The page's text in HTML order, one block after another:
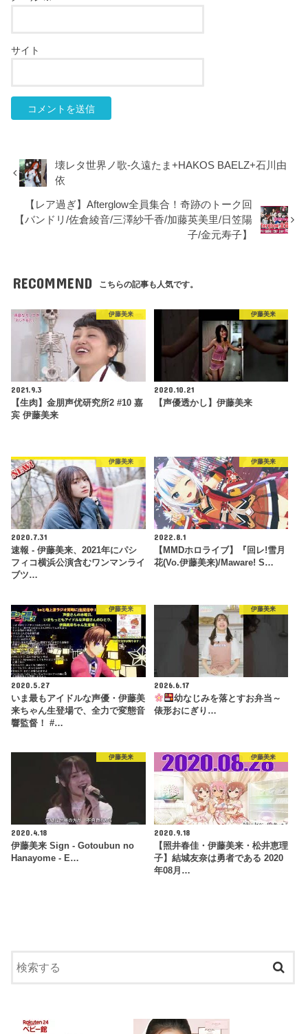
サイト
壊レタ世界ノ歌-久遠たま+HAKOS BAELZ+石川由
依
【レア過ぎ】Afterglow全員集合！奇跡のトーク回
【バンドリ/佐倉綾音/三澤紗千香/加藤英美里/日笠陽
子/金元寿子】
RECOMMEND こちらの記事も人気です。
伊藤美来
2021.9.3
【生肉】金朋声优研究所2 #10 嘉
宾 伊藤美来
伊藤美来
2020.10.21
【声優透かし】伊藤美来
伊藤美来
2020.7.31
速報 - 伊藤美来、2021年にパシ
フィコ横浜公演含むワンマンライ
ブツ…
伊藤美来
2022.8.1
【MMDホロライブ】『回レ!雪月
花(Vo.伊藤美来)/Maware! S…
伊藤美来
2020.5.27
いま最もアイドルな声優・伊藤美
来ちゃん生登場で、全力で変態音
響監督！ #…
伊藤美来
2026.6.17
幼なじみを落とすお弁当～
俵形おにぎり…
伊藤美来
2020.4.18
伊藤美来 Sign - Gotoubun no
Hanayome - E…
伊藤美来
2020.9.18
【照井春佳・伊藤美来・松井恵理
子】結城友奈は勇者である 2020
年08月…